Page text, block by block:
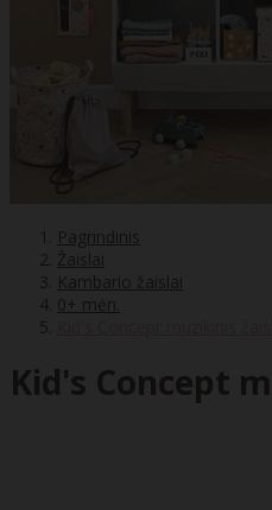
Pagrindinis
Žaislai
Kambario žaislai
0+ mėn.
Kid's Concept